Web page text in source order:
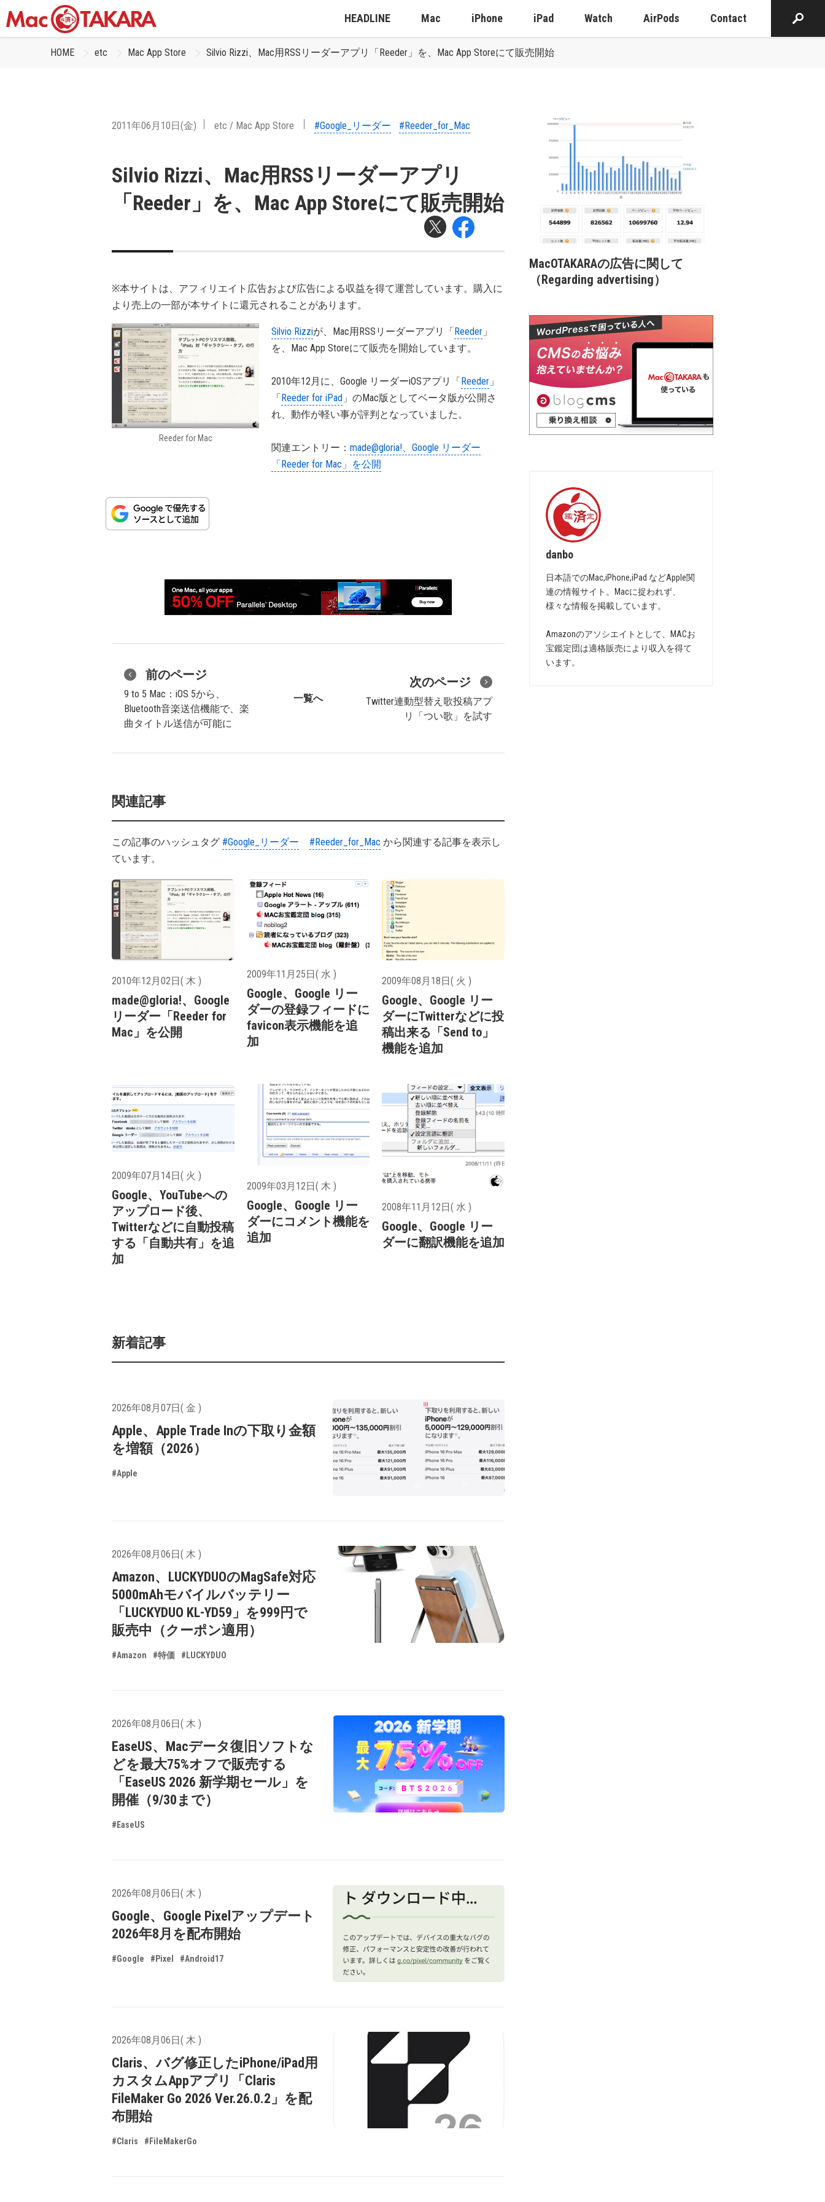
HEADLINE Mac iPhone iPad Watch AirPods Contact
HOME etc Mac App Store Silvio Rizzi、Mac用RSSリーダーアプリ「Reeder」を、Mac App Storeにて販売開始
2011年06月10日(金) etc / Mac App Store #Google_リーダー #Reeder_for_Mac
Silvio Rizzi、Mac用RSSリーダーアプリ
「Reeder」を、Mac App Storeにて販売開始
※本サイトは、アフィリエイト広告および広告による収益を得て運営しています。購入に
より売上の一部が本サイトに還元されることがあります。
Reeder for Mac
Silvio Rizziが、Mac用RSSリーダーアプリ「Reeder 」
を、Mac App Storeにて販売を開始しています。
2010年12月に、Google リーダーiOSアプリ「Reeder 」
「Reeder for iPad 」のMac版としてベータ版が公開さ
れ、動作が軽い事が評判となっていました。
関連エントリー： made@gloria!、Google リーダー
「Reeder for Mac」を公開
前のページ
9 to 5 Mac：iOS 5から、
Bluetooth音楽送信機能で、楽
曲タイトル送信が可能に
一覧へ
次のページ
Twitter連動型替え歌投稿アプ
リ「つい歌」を試す
関連記事
この記事のハッシュタグ #Google_リーダー #Reeder_for_Mac から関連する記事を表示し
ています。
2010年12月02日( 木 )
made@gloria!、Google
リーダー「Reeder for
Mac」を公開
2009年11月25日( 水 )
Google、Google リー
ダーの登録フィードに
favicon表示機能を追
加
2009年08月18日( 火 )
Google、Google リー
ダーにTwitterなどに投
稿出来る「Send to」
機能を追加
2009年07月14日( 火 )
Google、YouTubeへの
アップロード後、
Twitterなどに自動投稿
する「自動共有」を追
加
2009年03月12日( 木 )
Google、Google リー
ダーにコメント機能を
追加
2008年11月12日( 水 )
Google、Google リー
ダーに翻訳機能を追加
新着記事
2026年08月07日( 金 )
Apple、Apple Trade Inの下取り金額
を増額（2026）
#Apple
2026年08月06日( 木 )
Amazon、LUCKYDUOのMagSafe対応
5000mAhモバイルバッテリー
「LUCKYDUO KL-YD59」を999円で
販売中（クーポン適用）
#Amazon #特価 #LUCKYDUO
2026年08月06日( 木 )
EaseUS、Macデータ復旧ソフトな
どを最大75%オフで販売する
「EaseUS 2026 新学期セール」を
開催（9/30まで）
#EaseUS
2026年08月06日( 木 )
Google、Google Pixelアップデート
2026年8月を配布開始
#Google #Pixel #Android17
2026年08月06日( 木 )
Claris、バグ修正したiPhone/iPad用
カスタムAppアプリ「Claris
FileMaker Go 2026 Ver.26.0.2」を配
布開始
#Claris #FileMakerGo
MacOTAKARAの広告に関して
（Regarding advertising）
danbo
日本語でのMac,iPhone,iPad などApple関
連の情報サイト。Macに捉われず、
様々な情報を掲載しています。
Amazonのアソシエイトとして、MACお
宝鑑定団は適格販売により収入を得て
います。